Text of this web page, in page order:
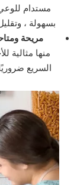
مستدام للوعي
بسهولة ،
مريحة
منها مثالية
السريع